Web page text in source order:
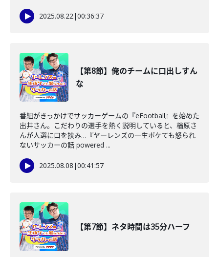
2025.08.22|00:36:37
【第8節】俺のチームに口出しすん
な
番組がきっかけでサッカーゲームの『eFootball』を始めた
出井さん。こだわりの選手を熱く説明していると、楢原さ
んが人選に口を挟み…『ヤーレンズの一生ボケても怒られ
ないサッカーの話 powered ...
2025.08.08 |00:41:57
【第7節】ネタ時間は35分ハーフ